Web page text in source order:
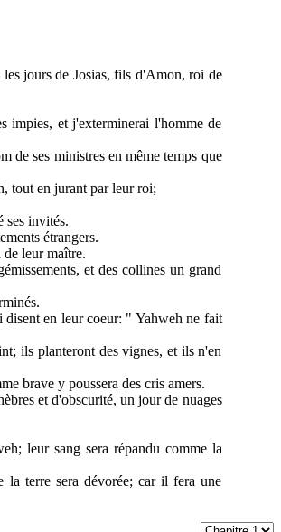
jours de Josias, fils d'Amon, roi de
impies, et j'exterminerai l'homme de
de ses ministres en même temps que
tout en jurant par leur roi;
ses invités.
étrangers.
leur maître.
et des collines un grand
disent en leur coeur: " Yahweh ne fait
ils planteront des vignes, et ils n'en
brave y poussera des cris amers.
et d'obscurité, un jour de nuages
leur sang sera répandu comme la
terre sera dévorée; car il fera une